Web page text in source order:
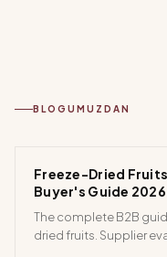
BLOGUMUZDAN
Freeze-Dried
Buyer's Guide 2026
The complete B2B
dried fruits. Supplier